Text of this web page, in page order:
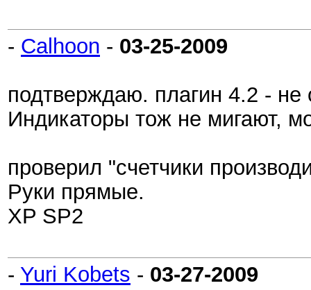
- Calhoon - 03-25-2009
подтверждаю. плагин 4.2 -
Индикаторы тож не мигают,
проверил "счетчики
Руки прямые.
XP SP2
- Yuri Kobets - 03-27-2009